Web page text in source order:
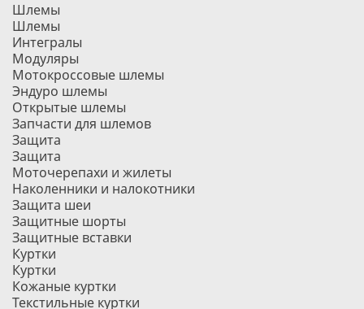
Шлемы
Шлемы
Интегралы
Модуляры
Мотокроссовые шлемы
Эндуро шлемы
Открытые шлемы
Запчасти для шлемов
Защита
Защита
Моточерепахи и жилеты
Наколенники и налокотники
Защита шеи
Защитные шорты
Защитные вставки
Куртки
Куртки
Кожаные куртки
Текстильные куртки